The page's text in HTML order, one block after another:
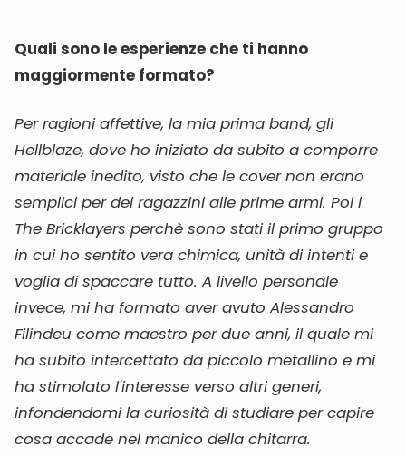
Quali sono le esperienze che ti hanno
maggiormente formato?
Per ragioni affettive, la mia prima band, gli
Hellblaze, dove ho iniziato da subito a comporre
materiale inedito, visto che le cover non erano
semplici per dei ragazzini alle prime armi. Poi i
The Bricklayers perchè sono stati il primo gruppo
in cui ho sentito vera chimica, unità di intenti e
voglia di spaccare tutto. A livello personale
invece, mi ha formato aver avuto Alessandro
Filindeu come maestro per due anni, il quale mi
ha subito intercettato da piccolo metallino e mi
ha stimolato l'interesse verso altri generi,
infondendomi la curiosità di studiare per capire
cosa accade nel manico della chitarra.